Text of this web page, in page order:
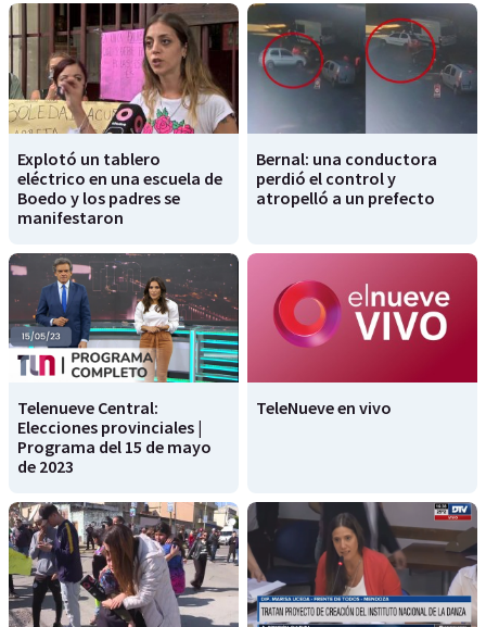
Explotó un tablero
eléctrico en una escuela de
Boedo y los padres se
manifestaron
Bernal: una conductora
perdió el control y
atropelló a un prefecto
Telenueve Central:
Elecciones provinciales |
Programa del 15 de mayo
de 2023
TeleNueve en vivo